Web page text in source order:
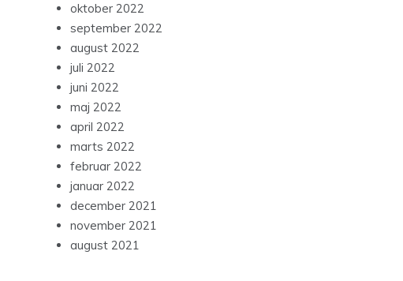
oktober 2022
september 2022
august 2022
juli 2022
juni 2022
maj 2022
april 2022
marts 2022
februar 2022
januar 2022
december 2021
november 2021
august 2021